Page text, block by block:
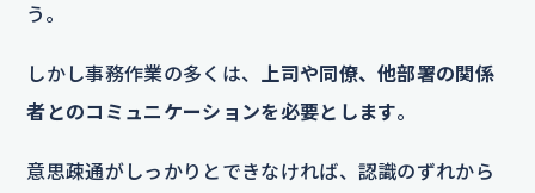
う。
しかし事務作業の多くは、
上司や同僚、他部署の関係
者とのコミュニケーションを必要とします。
意思疎通がしっかりとできなければ、認識のずれから